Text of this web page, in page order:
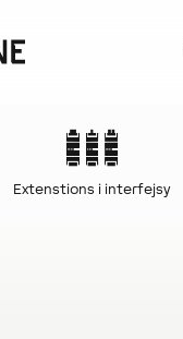
Extenstions i interfejsy